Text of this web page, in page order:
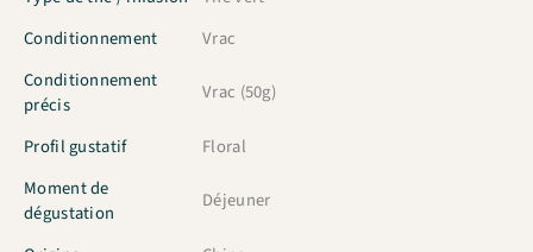
Conditionnement
Vrac
Conditionnement
précis
Vrac (50g)
Profil gustatif
Floral
Moment de
dégustation
Déjeuner